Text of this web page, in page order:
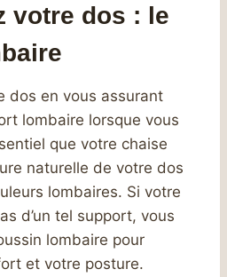
votre dos : le
dos en vous assurant
lombaire lorsque vous
que votre chaise
naturelle de votre dos
lombaires. Si votre
d’un tel support, vous
lombaire pour
et votre posture.